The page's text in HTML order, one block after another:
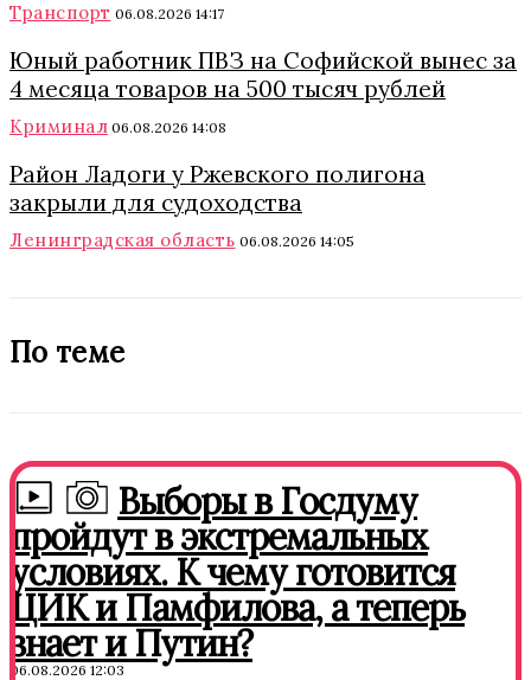
Транспорт 06.08.2026 14:17
Юный работник ПВЗ на Софийской вынес за
4 месяца товаров на 500 тысяч рублей
Криминал 06.08.2026 14:08
Район Ладоги у Ржевского полигона
закрыли для судоходства
Ленинградская область 06.08.2026 14:05
По теме
Выборы в Госдуму
пройдут в экстремальных
условиях. К чему готовится
ЦИК и Памфилова, а теперь
знает и Путин?
06.08.2026 12:03